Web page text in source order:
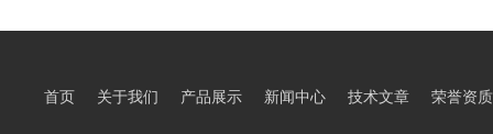
首页 关于我们 产品展示 新闻中心 技术文章 荣誉资质